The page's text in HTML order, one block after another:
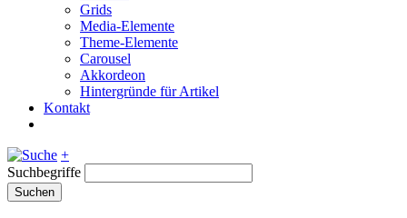
Grids
Media-Elemente
Theme-Elemente
Carousel
Akkordeon
Hintergründe für Artikel
Kontakt
+
Suchbegriffe
Suchen